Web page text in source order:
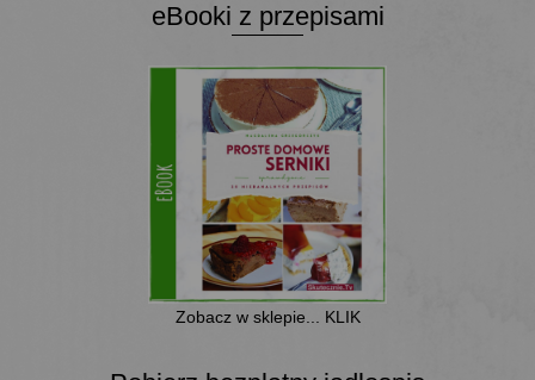
eBooki z przepisami
Zobacz w sklepie... KLIK